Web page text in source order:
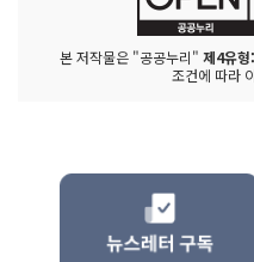
본 저작물은 "공공누리" 제4유
조건에 따라